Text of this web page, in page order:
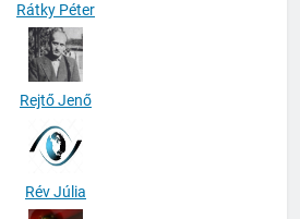
Rátky Péter
Rejtő Jenő
Rév Júlia